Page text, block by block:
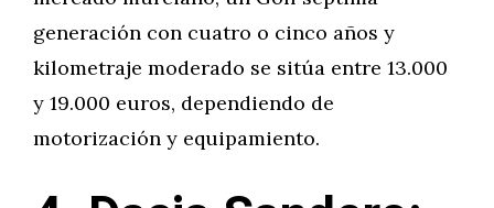
generación con cuatro o cinco años y
kilometraje moderado se sitúa entre 13.000
y 19.000 euros, dependiendo de
motorización y equipamiento.